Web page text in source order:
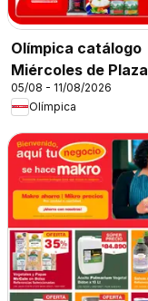
Olímpica catálogo
Miércoles de Plaza
05/08 - 11/08/2026
Olímpica